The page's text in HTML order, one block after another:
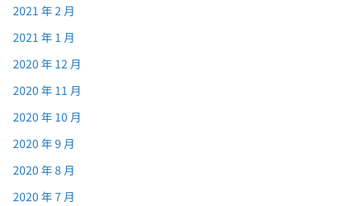
2021 年 2 月
2021 年 1 月
2020 年 12 月
2020 年 11 月
2020 年 10 月
2020 年 9 月
2020 年 8 月
2020 年 7 月